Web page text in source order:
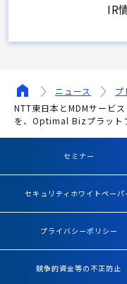
IR
ニュース
プ
NTT東日本とMDMサービ
を、Optimal Bizプラット
セミナー
セキュリティホワイトペーパ
プライバシーポリシー
競争的資金等の不正防止